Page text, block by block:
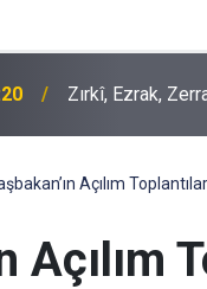
Ji Zilma
Açılım
Açılım